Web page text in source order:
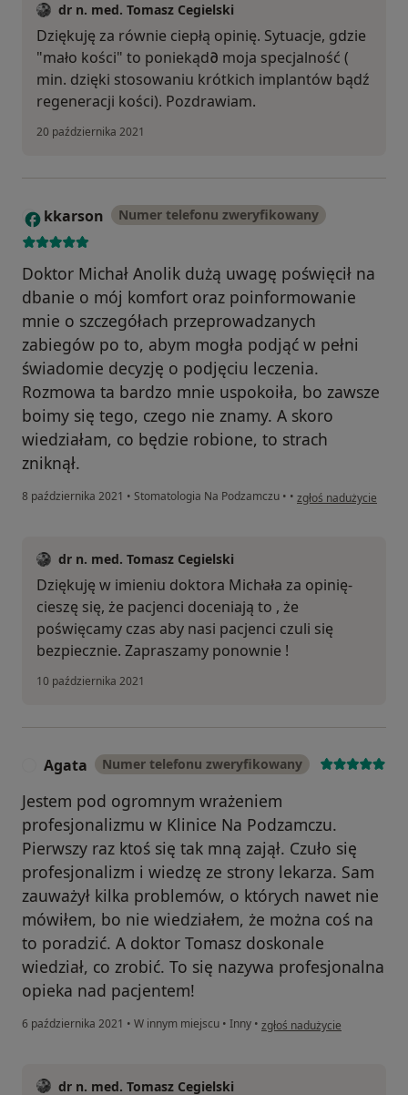
dr n. med. Tomasz Cegielski
Dziękuję za równie ciepłą opinię. Sytuacje, gdzie
"mało kości" to poniekąd∂ moja specjalność (
min. dzięki stosowaniu krótkich implantów bądź
regeneracji kości). Pozdrawiam.
20 października 2021
K kkarson Numer telefonu zweryfikowany
Doktor Michał Anolik dużą uwagę poświęcił na
dbanie o mój komfort oraz poinformowanie
mnie o szczegółach przeprowadzanych
zabiegów po to, abym mogła podjąć w pełni
świadomie decyzję o podjęciu leczenia.
Rozmowa ta bardzo mnie uspokoiła, bo zawsze
boimy się tego, czego nie znamy. A skoro
wiedziałam, co będzie robione, to strach
zniknął.
8 października 2021 • Stomatologia Na Podzamczu • • w opinii użytkownika
zgłoś nadużycie
dr n. med. Tomasz Cegielski
Dziękuję w imieniu doktora Michała za opinię-
cieszę się, że pacjenci doceniają to , że
poświęcamy czas aby nasi pacjenci czuli się
bezpiecznie. Zapraszamy ponownie !
10 października 2021
Agata Numer telefonu zweryfikowany
Jestem pod ogromnym wrażeniem
profesjonalizmu w Klinice Na Podzamczu.
Pierwszy raz ktoś się tak mną zajął. Czuło się
profesjonalizm i wiedzę ze strony lekarza. Sam
zauważył kilka problemów, o których nawet nie
mówiłem, bo nie wiedziałem, że można coś na
to poradzić. A doktor Tomasz doskonale
wiedział, co zrobić. To się nazywa profesjonalna
opieka nad pacjentem!
6 października 2021 • W innym miejscu • Inny • w opinii użytkownika Agata
zgłoś nadużycie
dr n. med. Tomasz Cegielski